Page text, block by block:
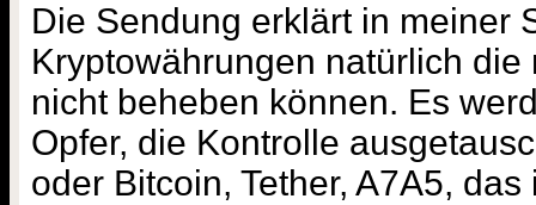
Die Sendung erklärt in meiner
Kryptowährungen natürlich
nicht beheben können. Es
Opfer, die Kontrolle
oder Bitcoin, Tether, A7A5,